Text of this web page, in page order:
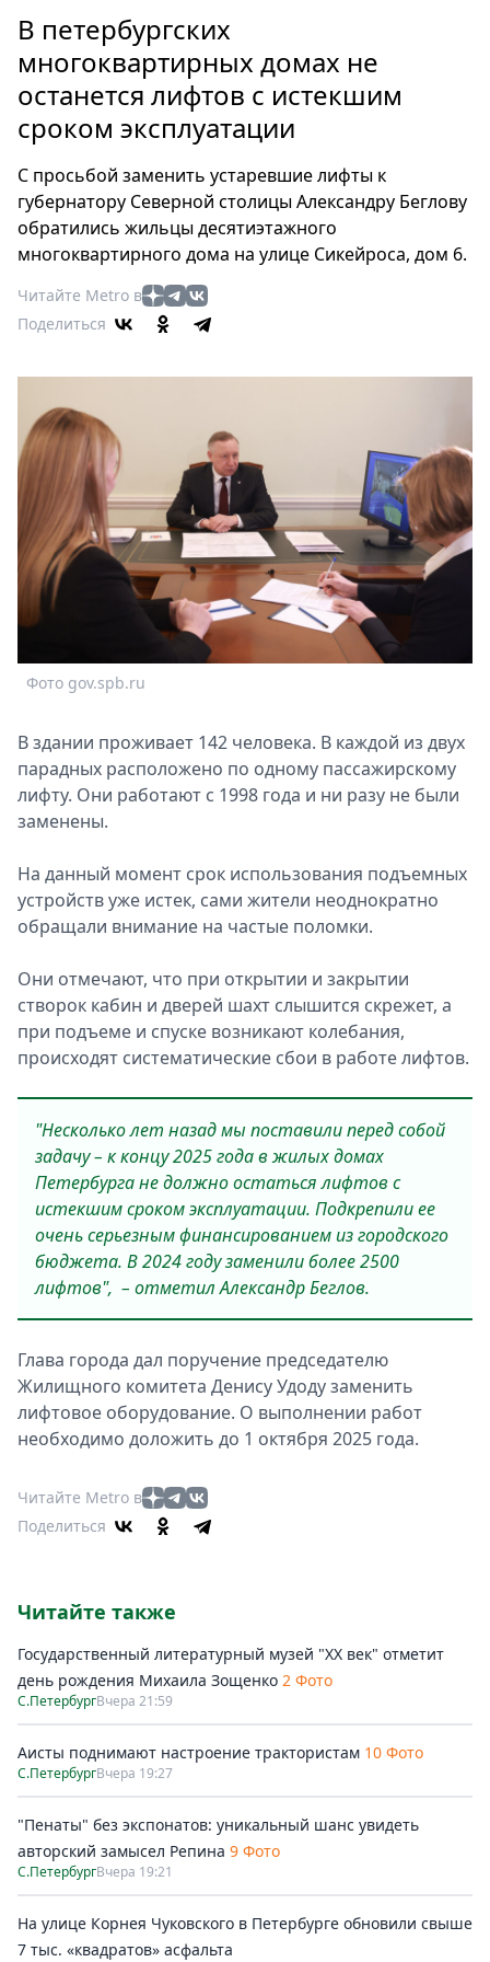
Россия
Мир
Здоровье
Еда
Мода
Театр
Кино
Книги
Выставки
О
Metro
Стримы
Спецпроекты
Звезды
Выборы
2026
В петербургских
многоквартирных домах не
останется лифтов с истекшим
сроком эксплуатации
С просьбой заменить устаревшие лифты к
губернатору Северной столицы Александру Беглову
обратились жильцы десятиэтажного
многоквартирного дома на улице Сикейроса, дом 6.
Читайте Metro в
Поделиться
Фото gov.spb.ru
В здании проживает 142 человека. В каждой из двух
парадных расположено по одному пассажирскому
лифту. Они работают с 1998 года и ни разу не были
заменены.
На данный момент срок использования подъемных
устройств уже истек, сами жители неоднократно
обращали внимание на частые поломки.
Они отмечают, что при открытии и закрытии
створок кабин и дверей шахт слышится скрежет, а
при подъеме и спуске возникают колебания,
происходят систематические сбои в работе лифтов.
"Несколько лет назад мы поставили перед собой
задачу – к концу 2025 года в жилых домах
Петербурга не должно остаться лифтов с
истекшим сроком эксплуатации. Подкрепили ее
очень серьезным финансированием из городского
бюджета. В 2024 году заменили более 2500
лифтов", – отметил Александр Беглов.
Глава города дал поручение председателю
Жилищного комитета Денису Удоду заменить
лифтовое оборудование. О выполнении работ
необходимо доложить до 1 октября 2025 года.
Читайте Metro в
Поделиться
Читайте также
Государственный литературный музей "ХХ век" отметит
день рождения Михаила Зощенко 2 Фото
С.ПетербургВчера 21:59
Аисты поднимают настроение трактористам 10 Фото
С.ПетербургВчера 19:27
"Пенаты" без экспонатов: уникальный шанс увидеть
авторский замысел Репина 9 Фото
С.ПетербургВчера 19:21
На улице Корнея Чуковского в Петербурге обновили свыше
7 тыс. «квадратов» асфальта